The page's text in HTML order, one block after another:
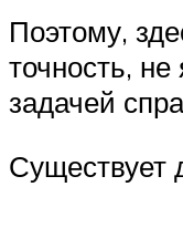
Поэтому,
точность,
задачей
Существует